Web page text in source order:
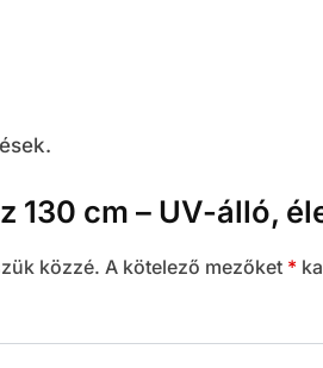
130 cm – UV-álló,
közzé. A kötelező mezőket *